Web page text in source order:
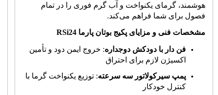
هوشمند، گرمای یکنواخت و آب گرم فوری را در تمام
فصول برای شما فراهم می‌کند.
مشخصات فنی و مزایای پکیج بوتان پارما 24
RSi
فن دار با دودکش دوجداره: خروج ایمن دود و تأمین
اکسیژن لازم برای احتراق
پمپ سیرکولاتور سه سرعته: توزیع یکنواخت گرما با
کنترل خودکار